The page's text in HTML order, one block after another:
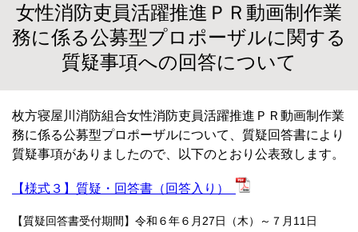
女性消防吏員活躍推進ＰＲ動画制作業
務に係る公募型プロポーザルに関する
質疑事項への回答について
枚方寝屋川消防組合女性消防吏員活躍推進ＰＲ動画制作業
務に係る公募型プロポーザルについて、質疑回答書により
質疑事項がありましたので、以下のとおり公表致します。
【様式３】質疑・回答書（回答入り）
【質疑回答書受付期間】令和６年６月27日（木）～７月11日